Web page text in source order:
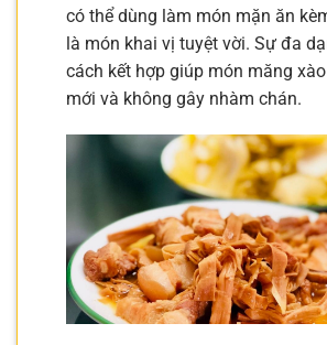
có thể dùng làm món mặn ăn
là món khai vị tuyệt vời. Sự đa
cách kết hợp giúp món măng
mới và không gây nhàm chán.